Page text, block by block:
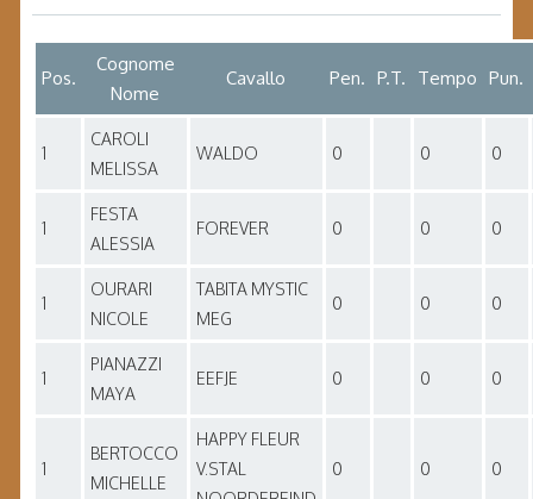
Pos.
Cognome
Nome
Cavallo Pen. P.T. Tempo Pun.
1
CAROLI
MELISSA
WALDO 0 0 0
1
FESTA
ALESSIA
FOREVER 0 0 0
1
OURARI
NICOLE
TABITA MYSTIC
MEG
0 0 0
1
PIANAZZI
MAYA
EEFJE 0 0 0
1
BERTOCCO
MICHELLE
HAPPY FLEUR
V.STAL
0 0 0